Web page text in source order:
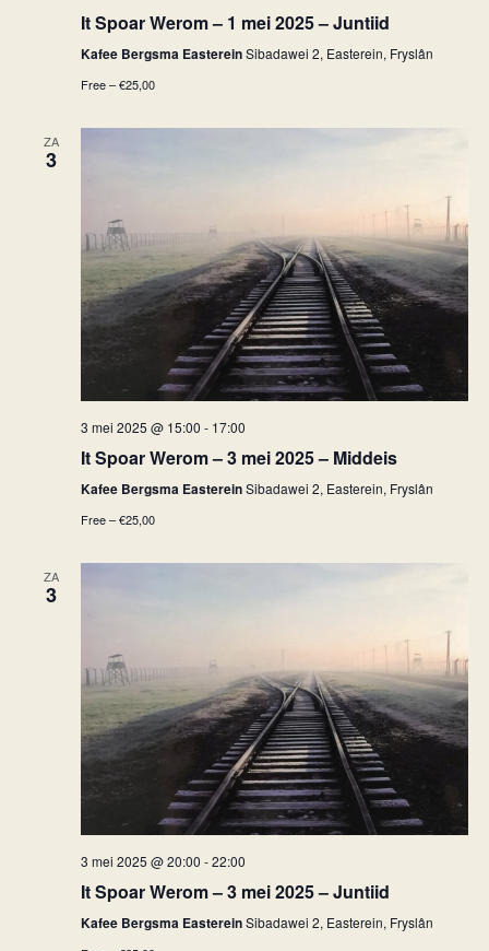
It Spoar Werom – 1 mei 2025 – Juntiid
Kafee Bergsma EastereinSibadawei 2, Easterein, Fryslân
Free – €25,00
ZA
3
3 mei 2025 @ 15:00 - 17:00
It Spoar Werom – 3 mei 2025 – Middeis
Kafee Bergsma EastereinSibadawei 2, Easterein, Fryslân
Free – €25,00
ZA
3
3 mei 2025 @ 20:00 -22:00
It Spoar Werom – 3 mei 2025 – Juntiid
Kafee Bergsma EastereinSibadawei 2, Easterein, Fryslân